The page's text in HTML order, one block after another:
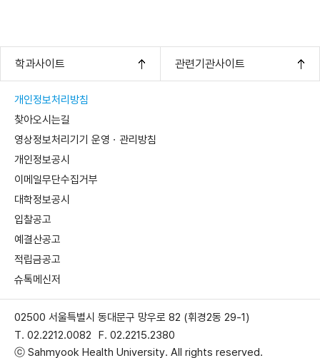
개인정보처리방침
찾아오시는길
영상정보처리기기 운영ㆍ관리방침
개인정보공시
이메일무단수집거부
대학정보공시
입찰공고
예결산공고
적립금공고
슈톡메신저
학과사이트 관련기관사이트
02500 서울특별시 동대문구 망우로 82 (휘경2동 29-1)
T. 02.2212.0082
F. 02.2215.2380
ⓒ Sahmyook Health University. All rights reserved.